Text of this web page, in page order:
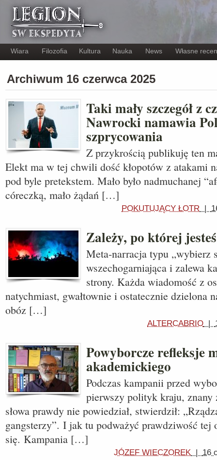
Wiara Filozofia Kultura Nauka News Własne
Archiwum 16 czerwca 2025
Taki mały szczegół z
Nawrocki namawia
szprycowania
Z przykrością publikuję ten
Elekt ma w tej chwili dość kłopotów z atakami
pod byle pretekstem. Mało było nadmuchanej
córeczką, mało żądań […]
POKUTUJĄCY ŁOTR |
Zależy, po której
Meta-narracja typu „wybierz
wszechogarniająca i zalewa
strony. Każda wiadomość z
natychmiast, gwałtownie i ostatecznie dzielona
obóz […]
ALTERCABRIO |
Powyborcze refleksje
akademickiego
Podczas kampanii przed
pierwszy polityk kraju, znany
słowa prawdy nie powiedział, stwierdził:
gangsterzy”. I jak tu podważyć prawdziwość tej
się. Kampania […]
JÓZEF WIECZOREK | 16